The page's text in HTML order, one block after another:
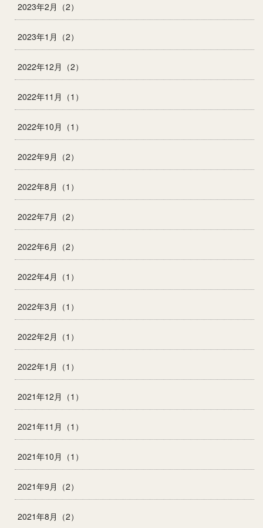
2023年2月（2）
2023年1月（2）
2022年12月（2）
2022年11月（1）
2022年10月（1）
2022年9月（2）
2022年8月（1）
2022年7月（2）
2022年6月（2）
2022年4月（1）
2022年3月（1）
2022年2月（1）
2022年1月（1）
2021年12月（1）
2021年11月（1）
2021年10月（1）
2021年9月（2）
2021年8月（2）